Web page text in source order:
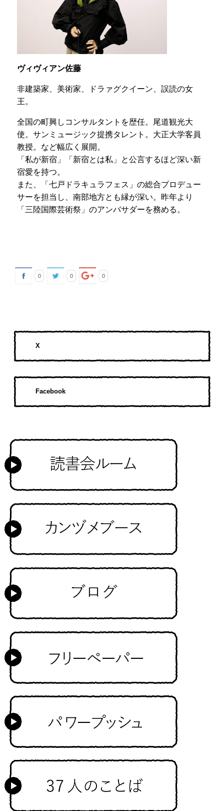
ヴィヴィアン佐藤
非建築家、美術家、ドラァグクイーン、誤読の女
王。
全国の町興しコンサルタントを歴任。尾道観光大
使。サンミュージック提携タレント。大正大学客員
教授。など幅広く展開。
「私が新宿」「新宿とは私」と公言するほど深い新
宿愛を持つ。
また、「七戸ドラキュラフェス」の総合プロデュー
サーを担当し、南部地方とも縁が深い。昨年より
「三陸国際芸術祭」のアンバサダーを務める。
0 0 0
X
Facebook